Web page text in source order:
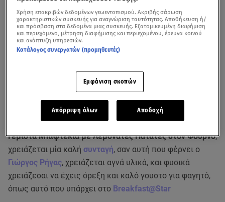
Για να φτιάξεις ένα κλασικό ελληνικό φαγητό, όπως τα
Γεμιστά Μπιφτέκια με Λεμονάτες Πατάτες στον Φούρνο,
χρειάζεται μία καλή συνταγή, σαν αυτή που φέρνει ο
Γιώργος Ρήγας, χρειάζεται αγνά υλικά, και φυσικά
χρειάζεσαι να έχεις όρεξη και καλό γουστο για φαγητό,
όπως αυτό που υπάρχει στο Breakfast@Star
Χρήση επακριβών δεδομένων γεωεντοπισμού. Ακριβής σάρωση
χαρακτηριστικών συσκευής για αναγνώριση ταυτότητας. Αποθήκευση ή/
και πρόσβαση στα δεδομένα μιας συσκευής. Εξατομικευμένη διαφήμιση
και περιεχόμενο, μέτρηση διαφήμισης και περιεχομένου, έρευνα κοινού
και ανάπτυξη υπηρεσιών.
Κατάλογος συνεργατών (προμηθευτές)
Εμφάνιση σκοπών
Απόρριψη όλων Αποδοχή